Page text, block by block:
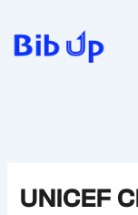
contenido
UNICEF